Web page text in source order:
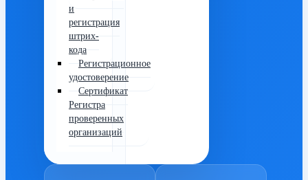
и
регистрация
штрих-
кода
Регистрационное
удостоверение
Сертификат
Регистра
проверенных
организаций